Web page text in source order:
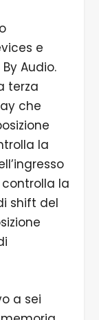
e
Audio.
terza
che
la
controlla la
shift del
a sei